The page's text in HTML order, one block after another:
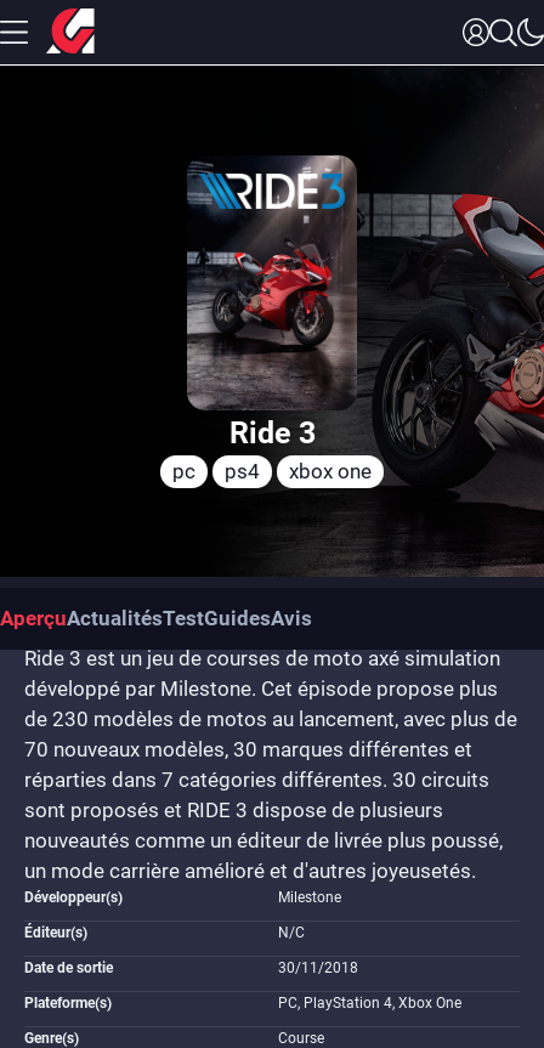
Ride 3
pc ps4 xbox one
AperçuActualitésTestGuidesAvis
Ride 3 est un jeu de courses de moto axé simulation
développé par Milestone. Cet épisode propose plus
de 230 modèles de motos au lancement, avec plus de
70 nouveaux modèles, 30 marques différentes et
réparties dans 7 catégories différentes. 30 circuits
sont proposés et RIDE 3 dispose de plusieurs
nouveautés comme un éditeur de livrée plus poussé,
un mode carrière amélioré et d'autres joyeusetés.
Développeur(s) Milestone
Éditeur(s) N/C
Date de sortie 30/11/2018
Plateforme(s) PC, PlayStation 4, Xbox One
Genre(s) Course